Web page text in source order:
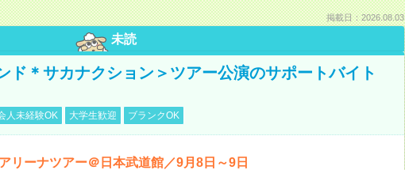
掲載日：2026.08.03
未読
ド＊サカナクション＞ツアー公演のサポートバイト
人未経験OK 大学生歓迎 ブランクOK
リーナツアー＠日本武道館／9月8日～9日